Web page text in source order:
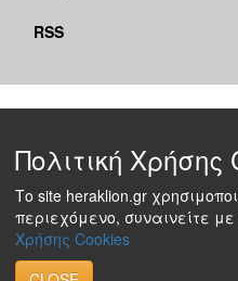
RSS
Πολιτική Χρήσης
Το site heraklion.gr
περιεχόμενο, συναινείτε
Χρήσης Cookies